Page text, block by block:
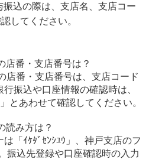
振込の際は、支店名、支店コー
してください。
店番・支店番号は？
店番・支店番号は、支店コード
振込や口座情報の確認時は、
とあわせて確認してください。
読み方は？
「ｲｹﾀﾞｾﾝｼﾕｳ」、神戸支店のフ
振込先登録や口座確認時の入力